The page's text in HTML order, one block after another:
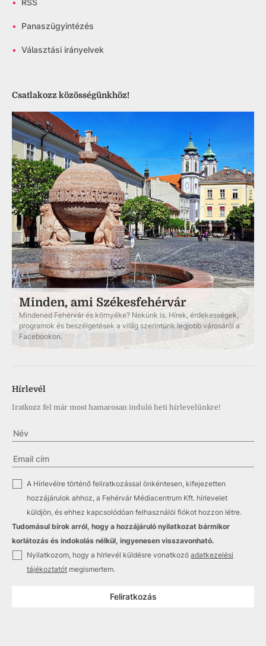
• Panaszügyintézés
• Választási irányelvek
Csatlakozz közösségünkhöz!
Minden, ami Székesfehérvár
Mindened Fehérvár és környéke? Nekünk is. Hírek, érdekességek,
programok és beszélgetések a világ szerintünk legjobb városáról a
Facebookon.
Hírlevél
Iratkozz fel már most hamarosan induló heti hírlevelünkre!
✓
A Hírlevélre történő feliratkozással önkéntesen, kifejezetten
hozzájárulok ahhoz, a Fehérvár Médiacentrum Kft. hírlevelet
küldjön, és ehhez kapcsolódóan felhasználói fiókot hozzon létre.
Tudomásul bírok arról, hogy a hozzájáruló nyilatkozat bármikor
korlátozás és indokolás nélkül, ingyenesen visszavonható.
✓ Nyilatkozom, hogy a hírlevél küldésre vonatkozó adatkezelési
tájékoztatót megismertem.
Feliratkozás